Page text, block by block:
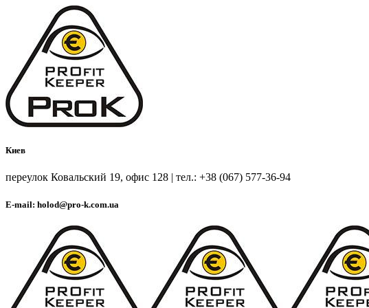
Киев
переулок Ковальский 19, офис 128 | тел.: +38 (067) 577-36-94
E-mail: holod@pro-k.com.ua